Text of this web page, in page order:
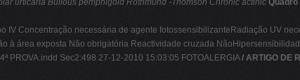
urticaria Bullous pemphigoid Rothmund -Thomson Chronic actinic Quadro
Concentração necessária de agente fotossensibilizanteRadiação UV
à área exposta Não obrigatória Reactividade cruzada
PROVA.indd Sec2:498 27-12-2010 15:03:05 FOTOALERGIA/ ARTIGO DE